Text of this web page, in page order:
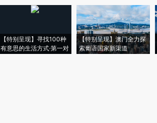
【特别呈现】寻找100种
有意思的生活方式·第一对
【特别呈现】澳门全力探
索葡语国家新渠道